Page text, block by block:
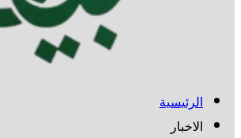
الرئيسية
الاخبار